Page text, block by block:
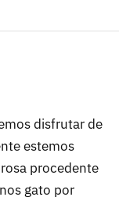
disfrutar de
estemos
procedente
gato por